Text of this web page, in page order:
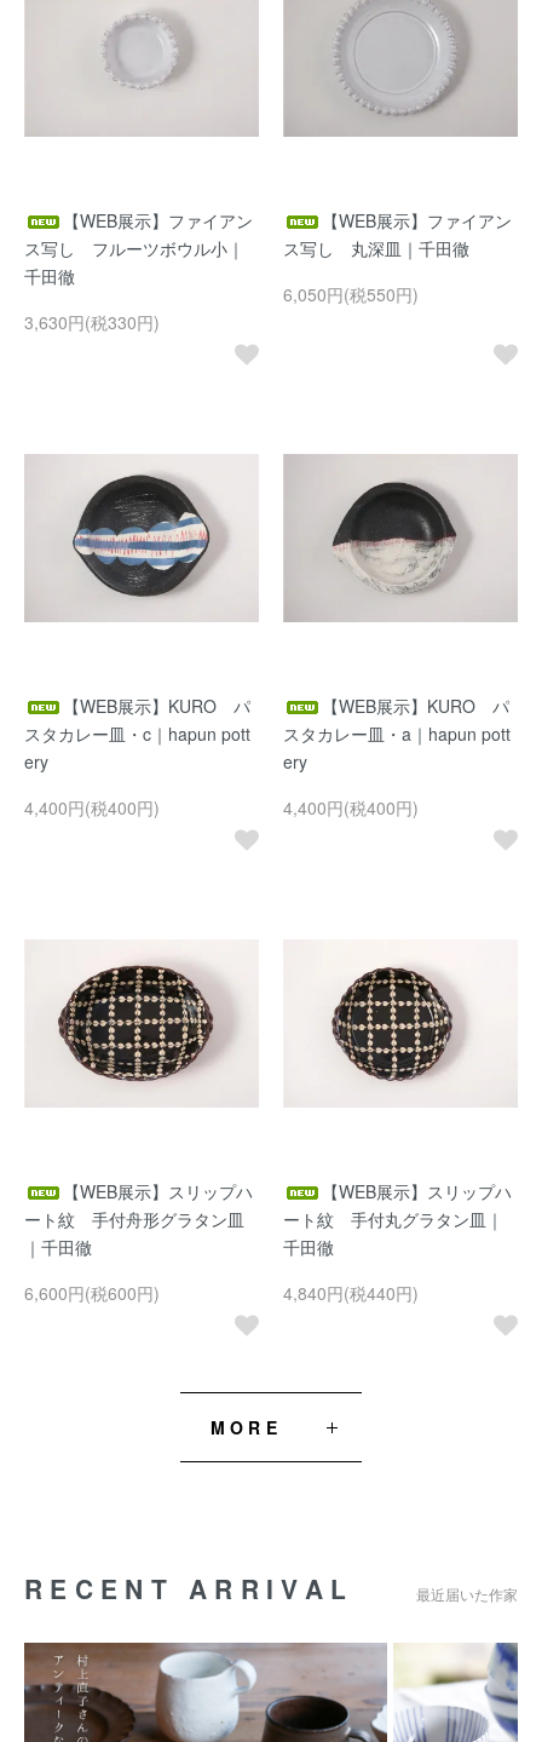
【WEB展示】ファイアン
ス写し フルーツボウル小｜
千田徹
3,630円(税330円)
【WEB展示】ファイアン
ス写し 丸深皿｜千田徹
6,050円(税550円)
【WEB展示】KURO パ
スタカレー皿・c｜hapun pott
ery
4,400円(税400円)
【WEB展示】KURO パ
スタカレー皿・a｜hapun pott
ery
4,400円(税400円)
【WEB展示】スリップハ
ート紋 手付舟形グラタン皿
｜千田徹
6,600円(税600円)
【WEB展示】スリップハ
ート紋 手付丸グラタン皿｜
千田徹
4,840円(税440円)
MORE
RECENT ARRIVAL 最近届いた作家